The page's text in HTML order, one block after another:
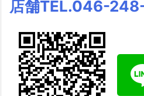
店舗TEL.046-